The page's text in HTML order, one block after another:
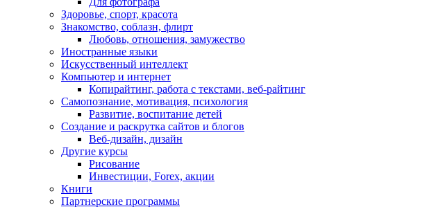
Здоровье, спорт, красота
Знакомство, соблазн, флирт
Любовь, отношения, замужество
Иностранные языки
Искусственный интеллект
Компьютер и интернет
Копирайтинг, работа с текстами, веб-райтинг
Самопознание, мотивация, психология
Развитие, воспитание детей
Создание и раскрутка сайтов и блогов
Веб-дизайн, дизайн
Другие курсы
Рисование
Инвестиции, Forex, акции
Книги
Партнерские программы